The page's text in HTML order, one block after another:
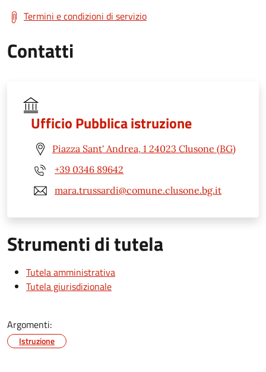
Termini e condizioni di servizio
Contatti
Ufficio Pubblica istruzione
Piazza Sant' Andrea, 1 24023 Clusone (BG)
+39 0346 89642
mara.trussardi@comune.clusone.bg.it
Strumenti di tutela
Tutela amministrativa
Tutela giurisdizionale
Argomenti:
Istruzione